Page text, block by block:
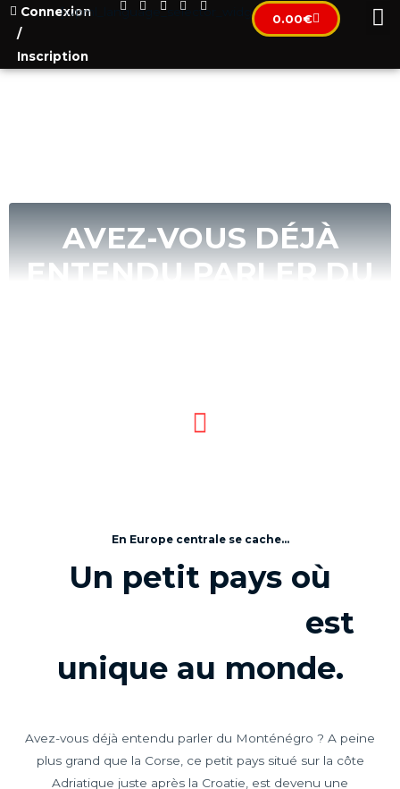
Connexion
/
Inscription
[wpml_language_selector_widget] 0.00€
AVEZ-VOUS DÉJÀ
ENTENDU PARLER DU
En Europe centrale se cache...
Un petit pays où
est
unique au monde.
Avez-vous déjà entendu parler du Monténégro ? A peine
plus grand que la Corse, ce petit pays situé sur la côte
Adriatique juste après la Croatie, est devenu une